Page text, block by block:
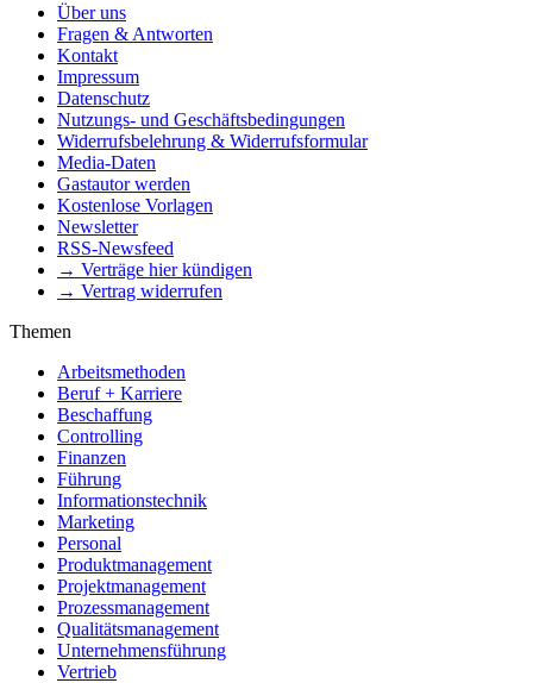
Über uns
Fragen & Antworten
Kontakt
Impressum
Datenschutz
Nutzungs- und Geschäftsbedingungen
Widerrufsbelehrung & Widerrufsformular
Media-Daten
Gastautor werden
Kostenlose Vorlagen
Newsletter
RSS-Newsfeed
→ Verträge hier kündigen
→ Vertrag widerrufen
Themen
Arbeitsmethoden
Beruf + Karriere
Beschaffung
Controlling
Finanzen
Führung
Informationstechnik
Marketing
Personal
Produktmanagement
Projektmanagement
Prozessmanagement
Qualitätsmanagement
Unternehmensführung
Vertrieb